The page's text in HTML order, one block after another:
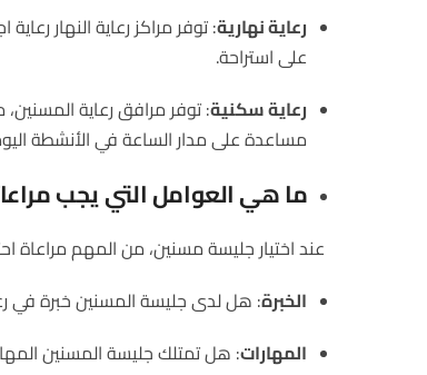
رعاية نهارية: توفر مراكز رعاية النهار
على استراحة.
رعاية سكنية: توفر مرافق رعاية المسنين،
مساعدة على مدار الساعة في الأنشطة
ما هي العوامل التي يجب
عند اختيار جليسة مسنين، من المهم مراعاة
الخبرة: هل لدى جليسة المسنين خبرة في
المهارات: هل تمتلك جليسة المسنين